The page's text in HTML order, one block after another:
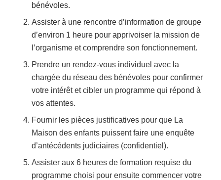
bénévoles.
Assister à une rencontre d’information de groupe
d’environ 1 heure pour apprivoiser la mission de
l’organisme et comprendre son fonctionnement.
Prendre un rendez-vous individuel avec la
chargée du réseau des bénévoles pour confirmer
votre intérêt et cibler un programme qui répond à
vos attentes.
Fournir les pièces justificatives pour que La
Maison des enfants puissent faire une enquête
d’antécédents judiciaires (confidentiel).
Assister aux 6 heures de formation requise du
programme choisi pour ensuite commencer votre